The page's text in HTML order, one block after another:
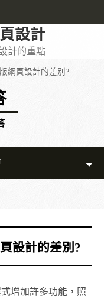
設計
計的重點
網頁設計的差別?
設計的差別?
增加許多功能，照